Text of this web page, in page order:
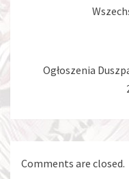
Ogłoszenia
Comments are closed.